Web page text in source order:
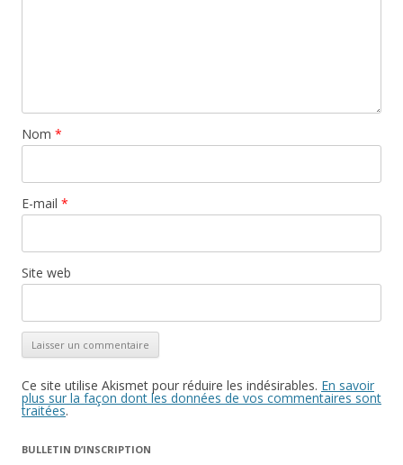
Nom *
E-mail *
Site web
Ce site utilise Akismet pour réduire les indésirables. En savoir
plus sur la façon dont les données de vos commentaires sont
traitées.
BULLETIN D’INSCRIPTION